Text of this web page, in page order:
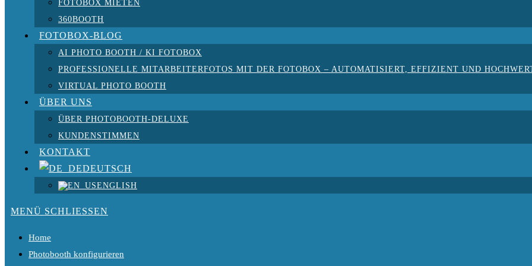
FOTOBOX MIETEN
360BOOTH
FOTOBOX-BLOG
AI PHOTO BOOTH / KI FOTOBOX
PROFESSIONELLE MITARBEITERFOTOS MIT DER FOTOBOX – AUTOMATISIERT, EFFIZIENT UND
VIRTUAL PHOTO BOOTH
ÜBER UNS
ÜBER PHOTOBOOTH-DELUXE
KUNDENSTIMMEN
KONTAKT
DEUTSCH
ENGLISH
MENÜ SCHLIESSEN
Home
Photobooth konfigurieren